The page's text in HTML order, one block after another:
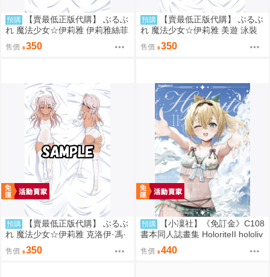
預購
【賣最低正版代購】 ぶるぶ
れ 魔法少女☆伊莉雅 伊莉雅絲菲
爾·馮·愛因茲貝倫 泳裝 抱枕套 藤
川大智 0827
售價 350
預購
【賣最低正版代購】 ぶるぶ
れ 魔法少女☆伊莉雅 美遊 泳裝
抱枕套 藤川大智 0827
售價 350
預購
【賣最低正版代購】 ぶるぶ
れ 魔法少女☆伊莉雅 克洛伊·馮·
愛因茲貝倫 泳裝 抱枕套 藤川大
智 0827
售價 350
預購
【小凜社】《免訂金》C108
書本同人誌畫集 HoloriteII hololiv
e 風真伊呂波
售價 440